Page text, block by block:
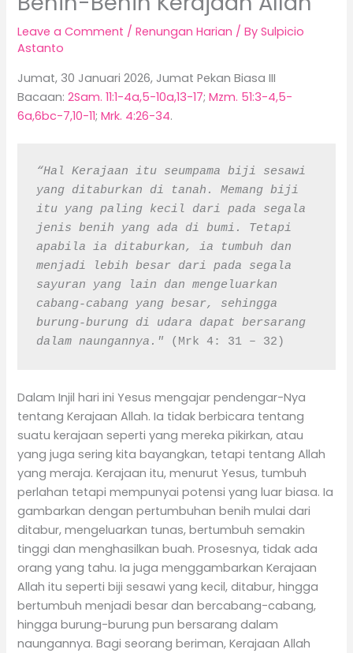
Leave a Comment /Renungan Harian / BySulpicio
Astanto
Jumat, 30 Januari 2026, Jumat Pekan Biasa III
Bacaan:2Sam. 11:1-4a,5-10a,13-17;Mzm. 51:3-4,5-
6a,6bc-7,10-11;Mrk. 4:26-34.
“Hal Kerajaan itu seumpama biji sesawi
yang ditaburkan di tanah. Memang biji
itu yang paling kecil dari pada segala
jenis benih yang ada di bumi. Tetapi
apabila ia ditaburkan, ia tumbuh dan
menjadi lebih besar dari pada segala
sayuran yang lain dan mengeluarkan
cabang-cabang yang besar, sehingga
burung-burung di udara dapat bersarang
dalam naungannya." (Mrk 4: 31 – 32)
Dalam Injil hari ini Yesus mengajar pendengar-Nya
tentang Kerajaan Allah. Ia tidak berbicara tentang
suatu kerajaan seperti yang mereka pikirkan, atau
yang juga sering kita bayangkan, tetapi tentang Allah
yang meraja. Kerajaan itu, menurut Yesus, tumbuh
perlahan tetapi mempunyai potensi yang luar biasa. Ia
gambarkan dengan pertumbuhan benih mulai dari
ditabur, mengeluarkan tunas, bertumbuh semakin
tinggi dan menghasilkan buah. Prosesnya, tidak ada
orang yang tahu. Ia juga menggambarkan Kerajaan
Allah itu seperti biji sesawi yang kecil, ditabur, hingga
bertumbuh menjadi besar dan bercabang-cabang,
hingga burung-burung pun bersarang dalam
naungannya. Bagi seorang beriman, Kerajaan Allah